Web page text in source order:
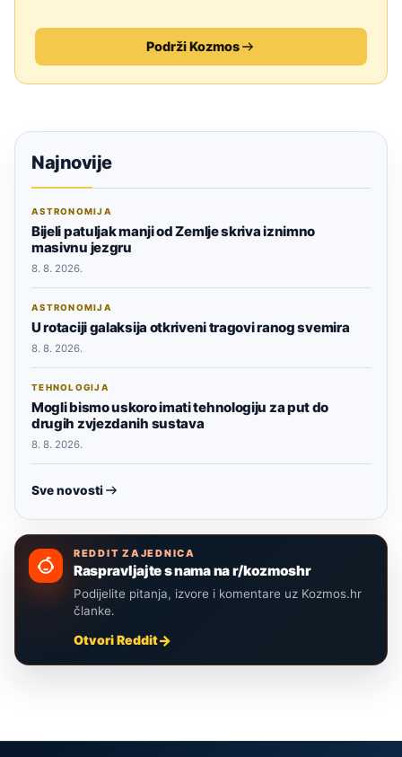
Podrži Kozmos
Najnovije
ASTRONOMIJA
Bijeli patuljak manji od Zemlje skriva iznimno
masivnu jezgru
8. 8. 2026.
ASTRONOMIJA
U rotaciji galaksija otkriveni tragovi ranog svemira
8. 8. 2026.
TEHNOLOGIJA
Mogli bismo uskoro imati tehnologiju za put do
drugih zvjezdanih sustava
8. 8. 2026.
Sve novosti
REDDIT ZAJEDNICA
Raspravljajte s nama na r/kozmoshr
Podijelite pitanja, izvore i komentare uz Kozmos.hr
članke.
Otvori Reddit